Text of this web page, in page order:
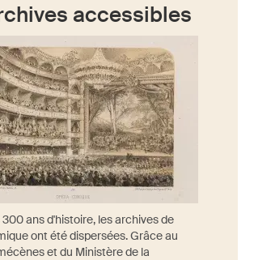
accessibles
300 ans d'histoire, les archives de
ont été dispersées. Grâce au
et du Ministère de la